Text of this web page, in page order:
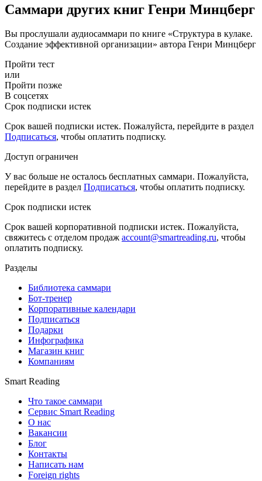
Саммари других книг Генри Минцберг
Вы прослушали аудиосаммари по книге «Структура в кулаке.
Создание эффективной организации» автора Генри Минцберг
Пройти тест
или
Пройти позже
В соцсетях
Срок подписки истек
Срок вашей подписки истек. Пожалуйста, перейдите в раздел
Подписаться, чтобы оплатить подписку.
Доступ ограничен
У вас больше не осталось бесплатных саммари. Пожалуйста,
перейдите в раздел Подписаться, чтобы оплатить подписку.
Срок подписки истек
Срок вашей корпоративной подписки истек. Пожалуйста,
свяжитесь с отделом продаж account@smartreading.ru, чтобы
оплатить подписку.
Разделы
Библиотека саммари
Бот-тренер
Корпоративные календари
Подписаться
Подарки
Инфографика
Магазин книг
Компаниям
Smart Reading
Что такое саммари
Сервис Smart Reading
О нас
Вакансии
Блог
Контакты
Написать нам
Foreign rights